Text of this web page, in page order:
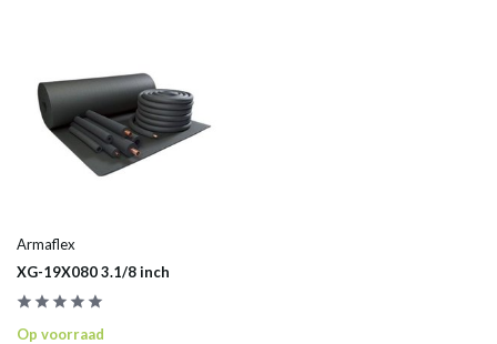
Armaflex
XG-19X080 3.1/8 inch
Op voorraad